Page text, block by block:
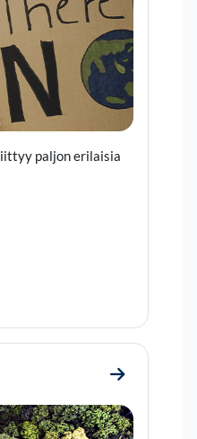
paljon erilaisia
Go to